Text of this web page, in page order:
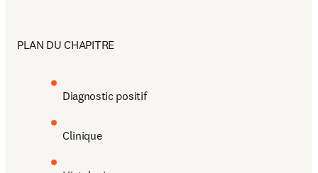
PLAN DU CHAPITRE
Diagnostic positif
Clinique